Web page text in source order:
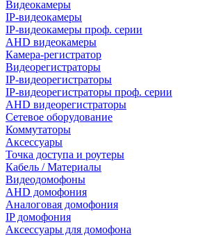
Видеокамеры
IP-видеокамеры
IP-видеокамеры проф. серии
AHD видеокамеры
Камера-регистратор
Видеорегистраторы
IP-видеорегистраторы
IP-видеорегистраторы проф. серии
AHD видеорегистраторы
Сетевое оборудование
Коммутаторы
Аксессуары
Точка доступа и роутеры
Кабель / Материалы
Видеодомофоны
AHD домофония
Аналоговая домофония
IP домофония
Аксессуары для домофона